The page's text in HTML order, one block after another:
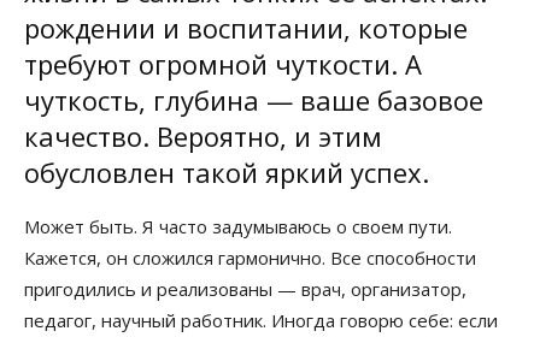
рождении и воспитании, которые
требуют огромной чуткости. А
чуткость, глубина — ваше базовое
качество. Вероятно, и этим
обусловлен такой яркий успех.
Может быть. Я часто задумываюсь о своем пути.
Кажется, он сложился гармонично. Все способности
пригодились и реализованы — врач, организатор,
педагог, научный работник. Иногда говорю себе: если